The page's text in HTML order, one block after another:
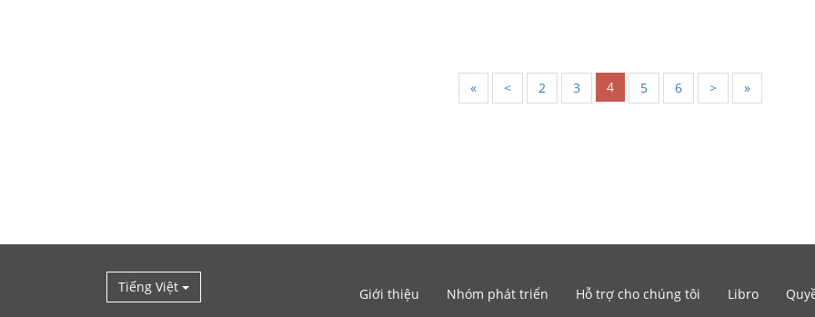
« < 2 3 4 5 6 > »
Tiếng Việt Giới thiệu Nhóm phát triển Hỗ trợ cho chúng tôi Libro